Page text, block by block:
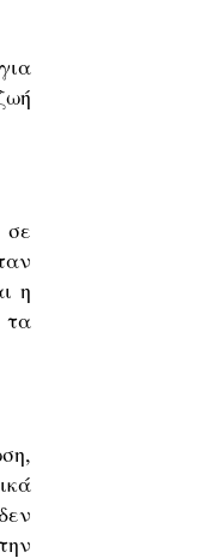
σε
η
τα